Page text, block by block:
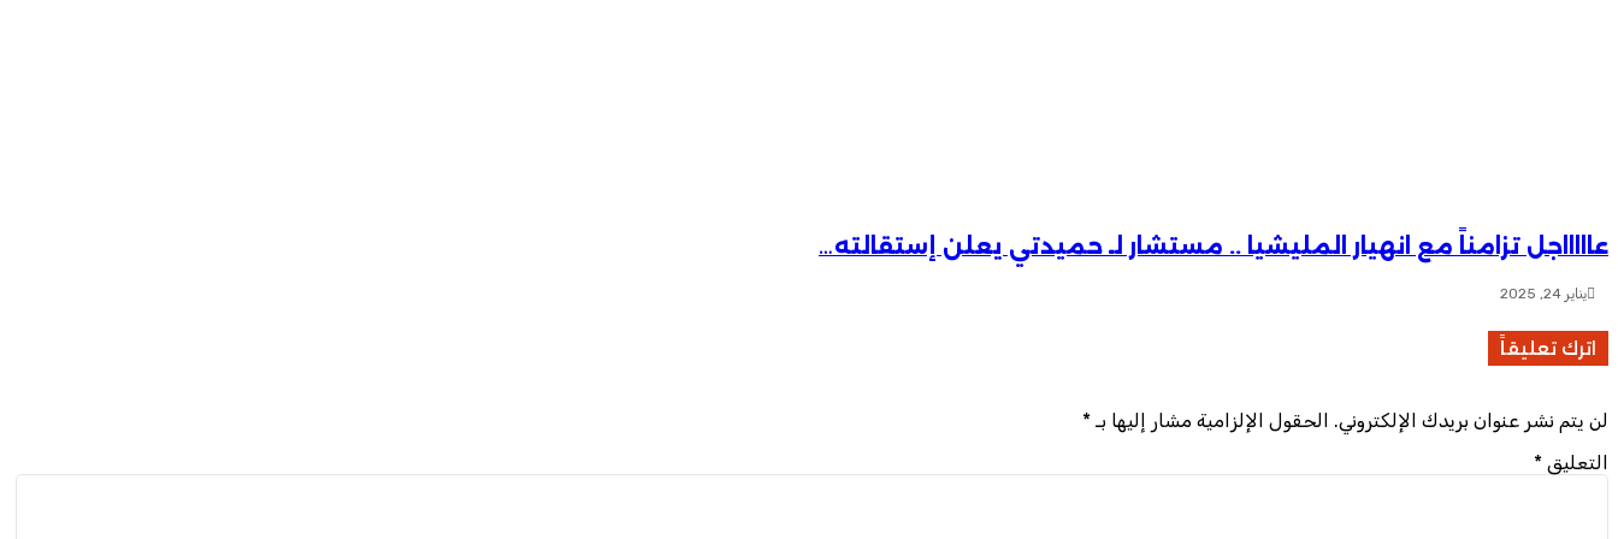
عاااااجل تزامناً مع انهيار المليشيا .. مستشار لـ حميدتي يعلن إستقالته…
يناير 24, 2025
اترك تعليقاً
لن يتم نشر عنوان بريدك الإلكتروني. الحقول الإلزامية مشار إليها بـ *
التعليق *